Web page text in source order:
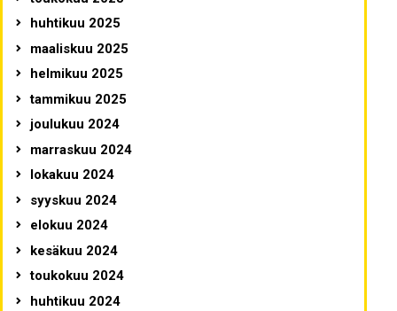
huhtikuu 2025
maaliskuu 2025
helmikuu 2025
tammikuu 2025
joulukuu 2024
marraskuu 2024
lokakuu 2024
syyskuu 2024
elokuu 2024
kesäkuu 2024
toukokuu 2024
huhtikuu 2024